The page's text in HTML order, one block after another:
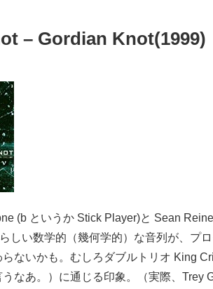
– Gordian Knot(1999)
(b というか Stick Player)と Sean
しい数学的（幾何学的）な音列が、プ
ないかも。むしろダブルトリオ King
なあ。）に通じる印象。（実際、Trey